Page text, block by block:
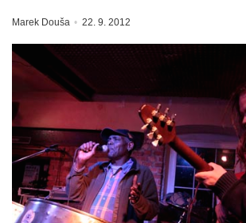
Marek Douša 22. 9. 2012